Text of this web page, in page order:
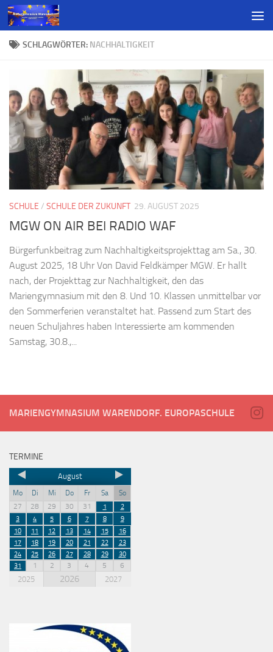
SCHLAGWÖRTER: NACHHALTIGKEIT
SCHULE / SCHULE DER ZUKUNFT 29. AUGUST 2025
MGW ON AIR BEI RADIO WAF
Bürgerfunkbeitrag zum Nachhaltigkeitsprojekttag am Sa., 30.
August 2025, 18 Uhr Von David Feldkämper MGW. Er hallt
nach, der Projekttag zur Nachhaltigkeit, den das
Mariengymnasium mit den 8. Und 10. Klassen unmittelbar vor
den Sommerferien veranstaltet hat. Passend zum Start des
neuen Schuljahres haben Interessierte am kommenden
Samstag, 30.8.,...
MARIENGYMNASIUM WARENDORF. EUROPASCHULE
TERMINE
August
Mo Di Mi Do Fr Sa
So
27
28 29 30 31 1
2
3
4 5 6 7 8
9
10
11 12 13 14 15
16
17
18 19 20 21 22
23
24
25 26 27 28 29
30
31
1 2 3 4 5 6
2025 2026 2027